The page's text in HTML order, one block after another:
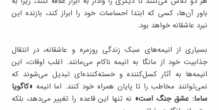
باور آن‌ها، کسی که ابتدا احساسات خود را ابراز کند، بازنده‌ این
نبرد عاشقانه خواهد بود.
بسیاری از انیمه‌های سبک زندگی روزمره و عاشقانه، در انتقال
جذابیت خود از مانگا به انیمه ناکام می‌مانند. اغلب اوقات، این
انیمه‌ها به آثار کسل‌کننده و خسته‌کننده‌ای تبدیل می‌شوند که
نمی‌توانند مخاطب را تا پایان همراه خود کنند. اما انیمه «کاگویا
ساما: عشق جنگ است» نه تنها این قاعده را تغییر می‌دهد، بلکه